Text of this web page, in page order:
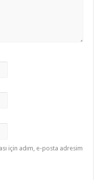
için adım, e-posta adresim